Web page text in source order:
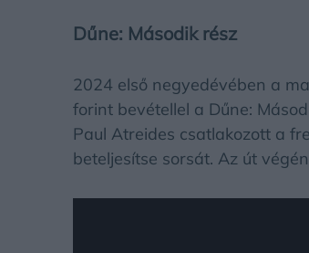
Dűne: Második rész
2024 első negyedévében a
forint bevétellel a Dűne:
Paul Atreides csatlakozott a
beteljesítse sorsát. Az út